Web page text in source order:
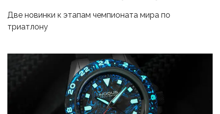
Две новинки к этапам чемпионата мира по
триатлону